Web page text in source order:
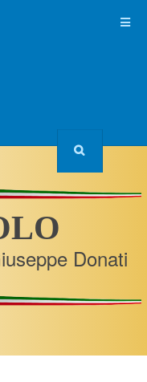
Donati